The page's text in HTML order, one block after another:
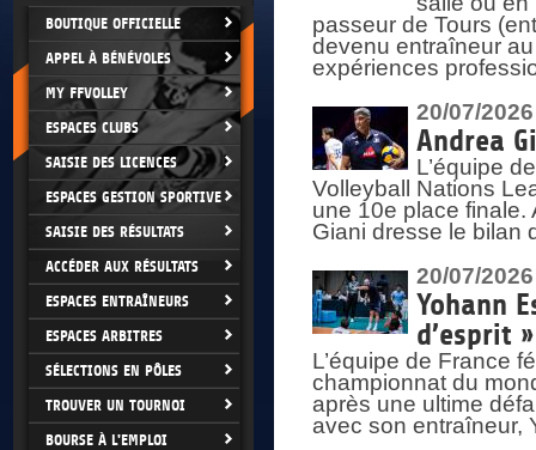
BOUTIQUE OFFICIELLE
APPEL À BÉNÉVOLES
MY FFVOLLEY
ESPACES CLUBS
SAISIE DES LICENCES
ESPACES GESTION SPORTIVE
SAISIE DES RÉSULTATS
ACCÉDER AUX RÉSULTATS
ESPACES ENTRAÎNEURS
ESPACES ARBITRES
SÉLECTIONS EN PÔLES
TROUVER UN TOURNOI
BOURSE À L'EMPLOI
passeur de Tours
devenu entraîneur
expériences
20/07/2026
Andrea
L’équipe
Volleyball Nations
une 10e place finale.
Giani dresse le bilan
20/07/2026
Yohann
d’esprit »
L’équipe de France
championnat du
après une ultime
avec son entraîneur,